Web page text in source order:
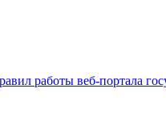
работы веб-портала